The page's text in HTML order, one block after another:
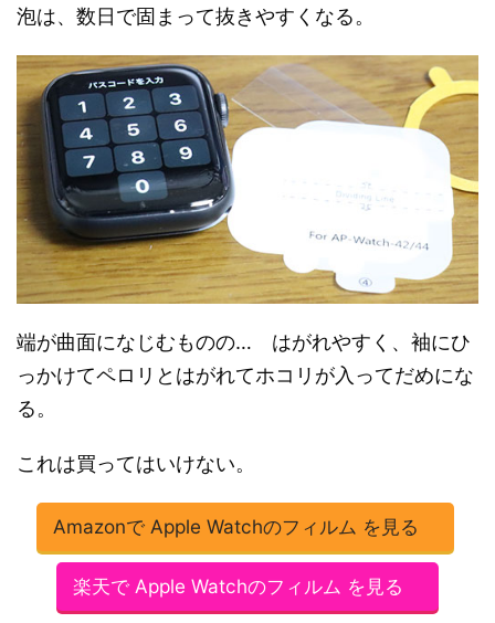
泡は、数日で固まって抜きやすくなる。
端が曲面になじむものの… はがれやすく、袖にひ
っかけてペロリとはがれてホコリが入ってだめにな
る。
これは買ってはいけない。
Amazonで Apple Watchのフィルム を見る
楽天で Apple Watchのフィルム を見る